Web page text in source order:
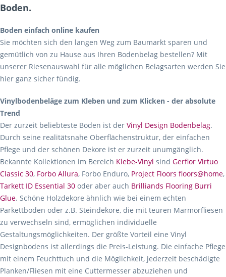
Boden.
Boden einfach online kaufen
Sie möchten sich den langen Weg zum Baumarkt sparen und
gemütlich von zu Hause aus Ihren Bodenbelag bestellen? Mit
unserer Riesenauswahl für alle möglichen Belagsarten werden Sie
hier ganz sicher fündig.
Vinylbodenbeläge zum Kleben und zum Klicken - der absolute
Trend
Der zurzeit beliebteste Boden ist der Vinyl Design Bodenbelag.
Durch seine realitätsnahe Oberflächenstruktur, der einfachen
Pflege und der schönen Dekore ist er zurzeit unumgänglich.
Bekannte Kollektionen im Bereich Klebe-Vinyl sind Gerflor Virtuo
Classic 30, Forbo Allura, Forbo Enduro, Project Floors floors@home,
Tarkett ID Essential 30 oder aber auch Brilliands Flooring Burri
Glue. Schöne Holzdekore ähnlich wie bei einem echten
Parkettboden oder z.B. Steindekore, die mit teuren Marmorfliesen
zu verwechseln sind, ermöglichen individuelle
Gestaltungsmöglichkeiten. Der größte Vorteil eine Vinyl
Designbodens ist allerdings die Preis-Leistung. Die einfache Pflege
mit einem Feuchttuch und die Möglichkeit, jederzeit beschädigte
Planken/Fliesen mit eine Cuttermesser abzuziehen und